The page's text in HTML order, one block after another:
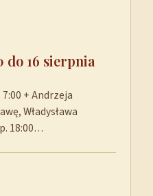
do 16 sierpnia
+ Andrzeja
Władysława
18:00…